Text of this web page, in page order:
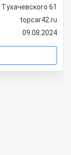
Тухачевского 61
topcar42.ru
09.08.2024